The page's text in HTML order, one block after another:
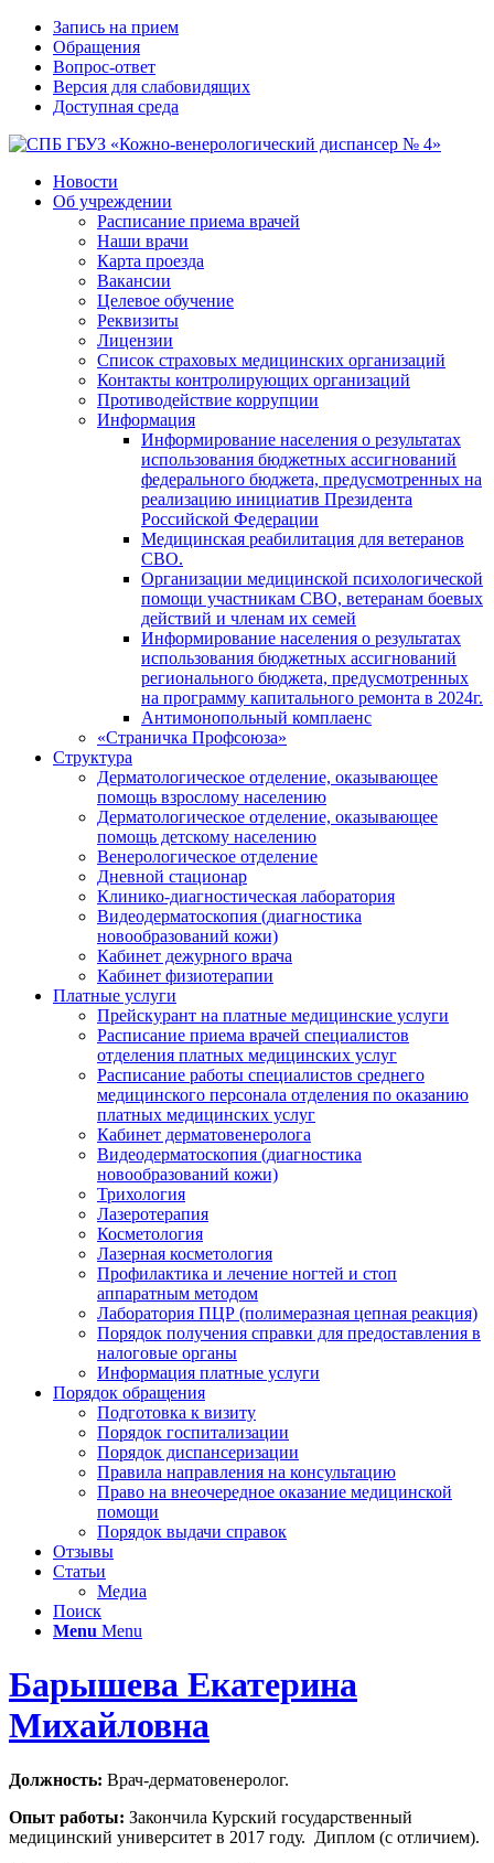
Запись на прием
Обращения
Вопрос-ответ
Версия для слабовидящих
Доступная среда
Новости
Об учреждении
Расписание приема врачей
Наши врачи
Карта проезда
Вакансии
Целевое обучение
Реквизиты
Лицензии
Список страховых медицинских организаций
Контакты контролирующих организаций
Противодействие коррупции
Информация
Информирование населения о результатах
использования бюджетных ассигнований
федерального бюджета, предусмотренных на
реализацию инициатив Президента
Российской Федерации
Медицинская реабилитация для ветеранов
СВО.
Организации медицинской психологической
помощи участникам СВО, ветеранам боевых
действий и членам их семей
Информирование населения о результатах
использования бюджетных ассигнований
регионального бюджета, предусмотренных
на программу капитального ремонта в 2024г.
Антимонопольный комплаенс
«Страничка Профсоюза»
Структура
Дерматологическое отделение, оказывающее
помощь взрослому населению
Дерматологическое отделение, оказывающее
помощь детскому населению
Венерологическое отделение
Дневной стационар
Клинико-диагностическая лаборатория
Видеодерматоскопия (диагностика
новообразований кожи)
Кабинет дежурного врача
Кабинет физиотерапии
Платные услуги
Прейскурант на платные медицинские услуги
Расписание приема врачей специалистов
отделения платных медицинских услуг
Расписание работы специалистов среднего
медицинского персонала отделения по оказанию
платных медицинских услуг
Кабинет дерматовенеролога
Видеодерматоскопия (диагностика
новообразований кожи)
Трихология
Лазеротерапия
Косметология
Лазерная косметология
Профилактика и лечение ногтей и стоп
аппаратным методом
Лаборатория ПЦР (полимеразная цепная реакция)
Порядок получения справки для предоставления в
налоговые органы
Информация платные услуги
Порядок обращения
Подготовка к визиту
Порядок госпитализации
Порядок диспансеризации
Правила направления на консультацию
Право на внеочередное оказание медицинской
помощи
Порядок выдачи справок
Отзывы
Статьи
Медиа
Поиск
Menu Menu
Барышева Екатерина
Михайловна
Должность: Врач-дерматовенеролог.
Опыт работы: Закончила Курский государственный
медицинский университет в 2017 году. Диплом (с отличием).